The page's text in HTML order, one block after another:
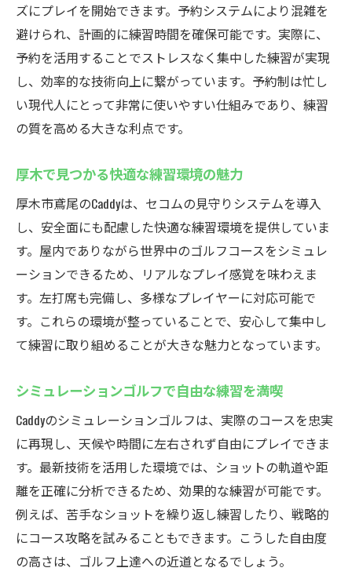
ズにプレイを開始できます。予約システムにより混雑を
避けられ、計画的に練習時間を確保可能です。実際に、
予約を活用することでストレスなく集中した練習が実現
し、効率的な技術向上に繋がっています。予約制は忙し
い現代人にとって非常に使いやすい仕組みであり、練習
の質を高める大きな利点です。
厚木で見つかる快適な練習環境の魅力
厚木市鳶尾のCaddyは、セコムの見守りシステムを導入
し、安全面にも配慮した快適な練習環境を提供していま
す。屋内でありながら世界中のゴルフコースをシミュレ
ーションできるため、リアルなプレイ感覚を味わえま
す。左打席も完備し、多様なプレイヤーに対応可能で
す。これらの環境が整っていることで、安心して集中し
て練習に取り組めることが大きな魅力となっています。
シミュレーションゴルフで自由な練習を満喫
Caddyのシミュレーションゴルフは、実際のコースを忠実
に再現し、天候や時間に左右されず自由にプレイできま
す。最新技術を活用した環境では、ショットの軌道や距
離を正確に分析できるため、効果的な練習が可能です。
例えば、苦手なショットを繰り返し練習したり、戦略的
にコース攻略を試みることもできます。こうした自由度
の高さは、ゴルフ上達への近道となるでしょう。